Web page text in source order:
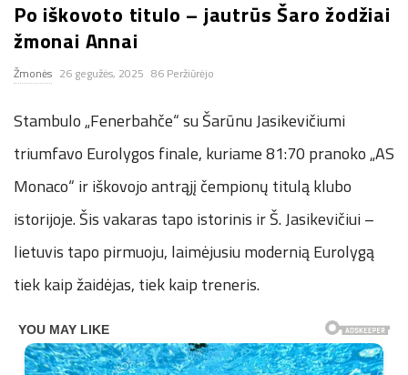
n
.
n
e
t
Po iškovoto titulo – jautrūs Šaro žodžiai
žmonai Annai
Žmonės 26 gegužės, 2025 86 Peržiūrėjo
Stambulo „Fenerbahče“ su Šarūnu Jasikevičiumi
triumfavo Eurolygos finale, kuriame 81:70 pranoko „AS
Monaco“ ir iškovojo antrąjį čempionų titulą klubo
istorijoje. Šis vakaras tapo istorinis ir Š. Jasikevičiui –
lietuvis tapo pirmuoju, laimėjusiu modernią Eurolygą
tiek kaip žaidėjas, tiek kaip treneris.